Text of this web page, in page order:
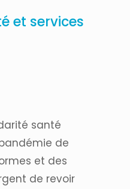
et services
santé
de
et des
de revoir